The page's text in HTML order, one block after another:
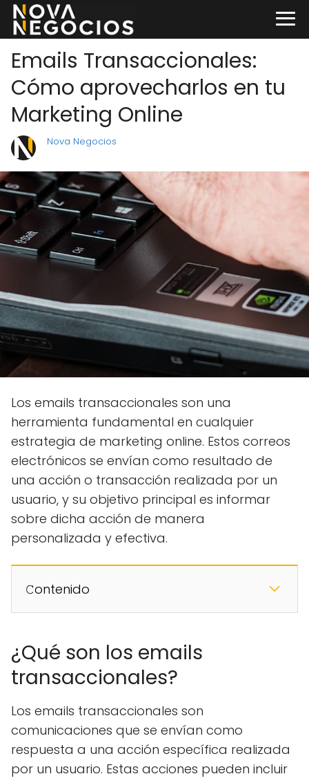
Emails Transaccionales:
Cómo aprovecharlos en tu
Marketing Online
Nova Negocios
Los emails transaccionales son una
herramienta fundamental en cualquier
estrategia de marketing online. Estos correos
electrónicos se envían como resultado de
una acción o transacción realizada por un
usuario, y su objetivo principal es informar
sobre dicha acción de manera
personalizada y efectiva.
𝙲ontenido
¿Qué son los emails
transaccionales?
Los emails transaccionales son
comunicaciones que se envían como
respuesta a una acción específica realizada
por un usuario. Estas acciones pueden incluir